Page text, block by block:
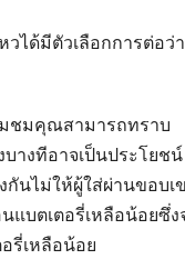
ได้มีตัวเลือกการต่อว่
ชมคุณสามารถทราบ
างทีอาจเป็นประโยชน์
กันไม่ให้ผู้ใส่ผ่านขอบเ
แบตเตอรี่เหลือน้อยซึ่ง
รี่เหลือน้อย